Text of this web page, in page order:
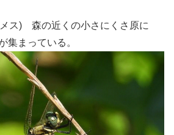
ス) 森の近くの小さにくさ原に
集まっている。